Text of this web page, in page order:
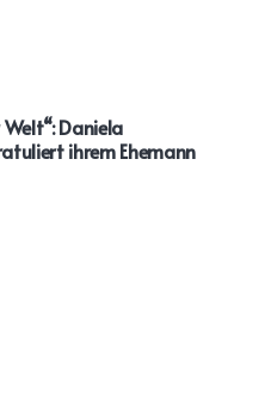
Daniela
ihrem Ehemann